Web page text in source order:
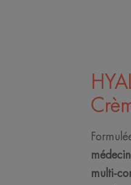
multi-